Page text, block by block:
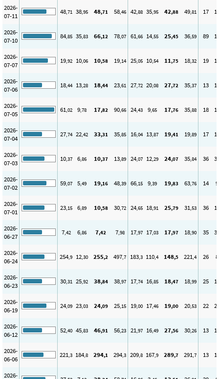
2026-
07-11
48,71 38,95 48,71 58,46 42,88 35,95 42,88 49,81 17
2026-
07-10
84,85 35,83 66,12 78,07 61,66 14,55 25,45 36,59 89
2026-
07-07
19,92 10,06 10,58 19,14 25,05 10,54 11,75 18,32 19
2026-
07-06
18,44 13,28 18,44 23,61 27,72 20,08 27,72 35,37 13
2026-
07-05
61,02 9,78 17,82 90,66 24,43 9,65 17,76 35,88 18
2026-
07-04
27,74 22,42 33,31 35,85 16,04 13,87 19,41 19,89 17
2026-
07-03
10,37 6,86 10,37 13,89 24,07 12,29 24,07 35,84 36
2026-
07-02
59,07 5,49 19,16 48,39 66,15 9,39 19,83 63,76 14 9
2026-
07-01
23,15 6,89 10,58 30,72 24,65 18,91 25,79 31,53 36
2026-
06-27
7,42 6,86 7,42 7,98 17,97 17,03 17,97 18,90 35
2026-
06-24
254,9 12,30 255,2 497,7 183,3 110,4 148,5 221,4 26 8
2026-
06-23
30,31 25,92 38,84 38,97 17,74 16,85 18,47 18,99 25
2026-
06-19
24,09 23,03 24,09 25,15 19,00 17,46 19,00 20,53 22
2026-
06-12
52,40 45,83 46,91 56,23 21,97 16,49 27,56 30,26 13
2026-
06-06
221,3 184,8 294,1 294,3 209,8 167,9 289,7 291,7 13
2026-